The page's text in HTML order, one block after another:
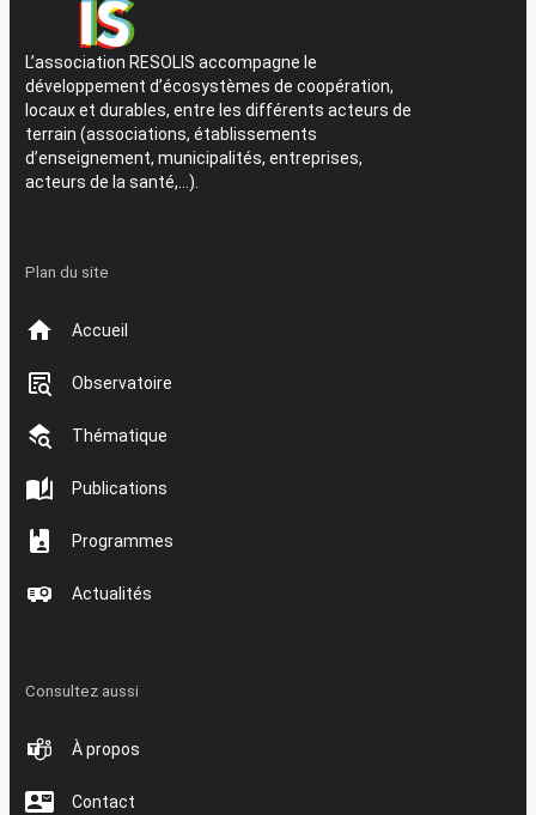
L’association RESOLIS accompagne le
développement d’écosystèmes de coopération,
locaux et durables, entre les différents acteurs de
terrain (associations, établissements
d’enseignement, municipalités, entreprises,
acteurs de la santé,…).
Plan du site
Accueil
Observatoire
Thématique
Publications
Programmes
Actualités
Consultez aussi
À propos
Contact